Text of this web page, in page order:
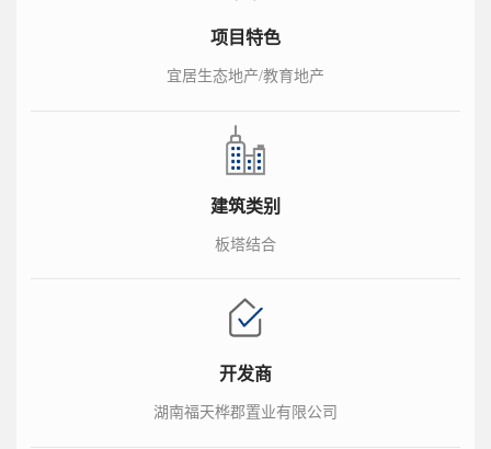
项目特色
宜居生态地产/教育地产
建筑类别
板塔结合
开发商
湖南福天桦郡置业有限公司